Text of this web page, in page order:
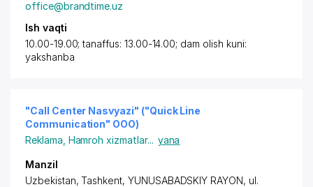
office@brandtime.uz
Ish vaqti
10.00-19.00; tanaffus: 13.00-14.00; dam olish kuni:
yakshanba
"Call Center Nasvyazi" ("Quick Line
Communication" OOO)
Reklama Hamroh xizmatlar... yana
Manzil
Uzbekistan,Tashkent, YUNUSABADSKIY RAYON, ul.